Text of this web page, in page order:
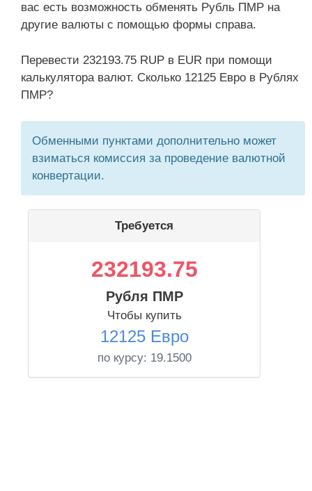
вас есть возможность обменять Рубль ПМР на
другие валюты с помощью формы справа.
Перевести 232193.75 RUP в EUR при помощи
калькулятора валют. Сколько 12125 Евро в Рублях
ПМР?
Обменными пунктами дополнительно может
взиматься комиссия за проведение валютной
конвертации.
Требуется
232193.75
Рубля ПМР
Чтобы купить
12125 Евро
по курсу: 19.1500